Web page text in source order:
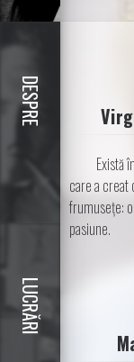
DESPRE
LUCRĂRI
Există
care a creat
frumuseţe:
pasiune.